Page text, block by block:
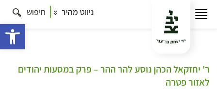
ניווט מהיר חיפוש
ר' יחזקאל הכהן נוסע להר ההר – פרק במסעות יהודים
לאזור פטרה